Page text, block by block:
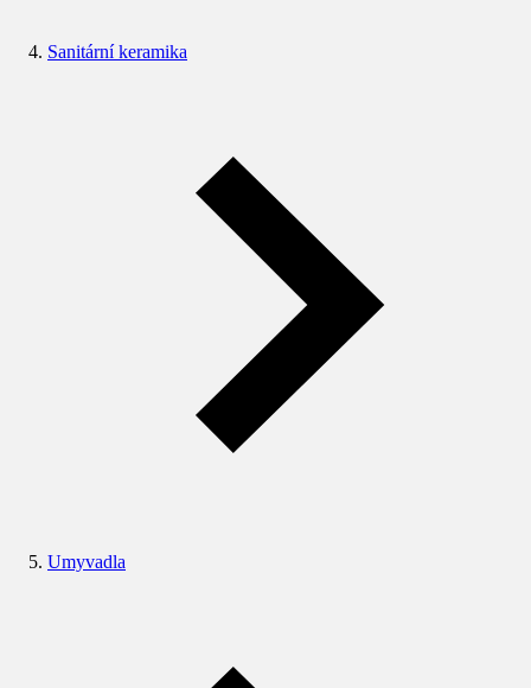
Sanitární keramika
Umyvadla